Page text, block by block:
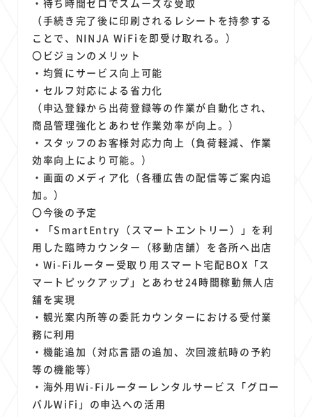
（手続き完了後に印刷されるレシートを持参する
ことで、NINJA WiFiを即受け取れる。）
〇ビジョンのメリット
・均質にサービス向上可能
・セルフ対応による省力化
（申込登録から出荷登録等の作業が自動化され、
商品管理強化とあわせ作業効率が向上。）
・スタッフのお客様対応力向上（負荷軽減、作業
効率向上により可能。）
・画面のメディア化（各種広告の配信等ご案内追
加。）
〇今後の予定
・「SmartEntry（スマートエントリー）」を利
用した臨時カウンター（移動店舗）を各所へ出店
・Wi-Fiルーター受取り用スマート宅配BOX「ス
マートピックアップ」とあわせ24時間稼動無人店
舗を実現
・観光案内所等の委託カウンターにおける受付業
務に利用
・機能追加（対応言語の追加、次回渡航時の予約
等の機能等）
・海外用Wi-Fiルーターレンタルサービス「グロー
バルWiFi」の申込への活用